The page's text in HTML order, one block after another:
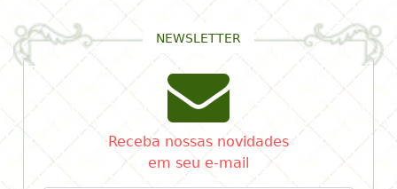
NEWSLETTER
Receba nossas novidades
em seu e-mail